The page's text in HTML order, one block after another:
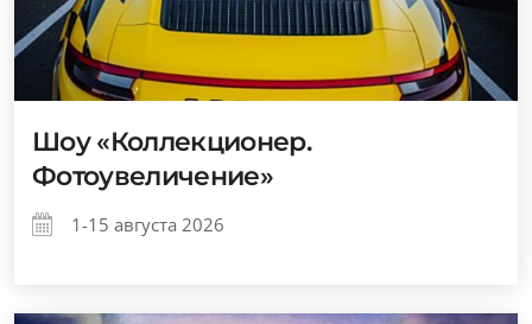
Шоу «Коллекционер.
Фотоувеличение»
1-15 августа 2026